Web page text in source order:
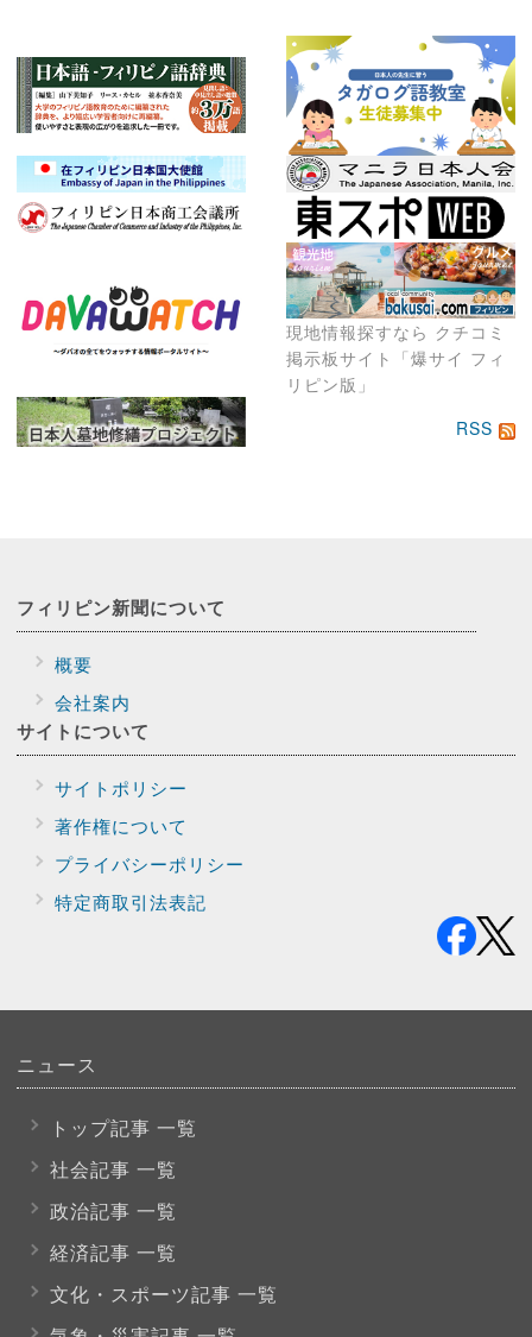
現地情報探すなら クチコミ
掲示板サイト「爆サイ フィ
リピン版」
RSS
フィリピン新聞について
概要
会社案内
サイトについて
サイトポリシー
著作権について
プライバシーポリシー
特定商取引法表記
ニュース
トップ記事 一覧
社会記事 一覧
政治記事 一覧
経済記事 一覧
文化・スポーツ記事 一覧